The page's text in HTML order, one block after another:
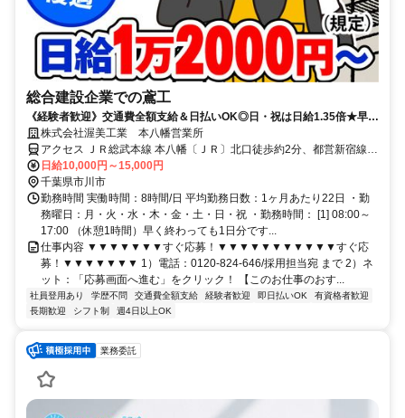
総合建設企業での鳶工
《経験者歓迎》交通費全額支給＆日払いOK◎日・祝は日給1.35倍★早く
現場が終わっても日給保証♪入社祝い金3万円支給◎
株式会社渥美工業 本八幡営業所
アクセス ＪＲ総武本線 本八幡〔ＪＲ〕北口徒歩約2分、都営新宿線
本八幡〔新宿線〕A4a口徒歩約3分、京成本線 京成八幡出口3徒歩約4
分
日給10,000円～15,000円
千葉県市川市
勤務時間 実働時間：8時間/日 平均勤務日数：1ヶ月あたり22日 ・勤
務曜日：月・火・水・木・金・土・日・祝 ・勤務時間： [1] 08:00～
17:00 （休憩1時間）早く終わっても1日分です...
仕事内容 ▼▼▼▼▼▼▼すぐ応募！▼▼▼▼▼▼▼▼▼▼▼すぐ応
募！▼▼▼▼▼▼▼ 1）電話：0120-824-646/採用担当宛 まで 2）ネ
ット：「応募画面へ進む」をクリック！ 【このお仕事のおす...
社員登用あり 学歴不問 交通費全額支給 経験者歓迎 即日払いOK
有資格者歓迎
長期歓迎
シフト制 週4日以上OK
業務委託